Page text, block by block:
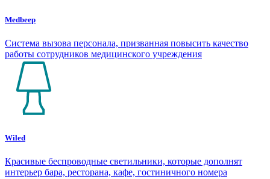
Medbeep
Система вызова персонала, призванная повысить качество
работы сотрудников медицинского учреждения
Wiled
Красивые беспроводные светильники, которые дополнят
интерьер бара, ресторана, кафе, гостиничного номера